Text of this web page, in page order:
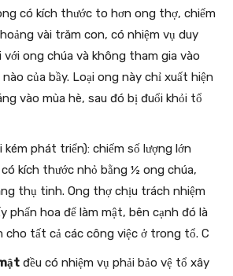
có kích thước to hơn ong thợ, chiếm
vài trăm con, có nhiệm vụ duy
với ong chúa và không tham gia vào
của bầy. Loại ong này chỉ xuất hiện
vào mùa hè, sau đó bị đuổi khỏi tổ
kém phát triển): chiếm số lượng lớn
kích thước nhỏ bằng ½ ong chúa,
thụ tinh. Ong thợ chịu trách nhiệm
phấn hoa để làm mật, bên cạnh đó là
cho tất cả các công việc ở trong tổ. C
đều có nhiệm vụ phải bảo vệ tổ xây